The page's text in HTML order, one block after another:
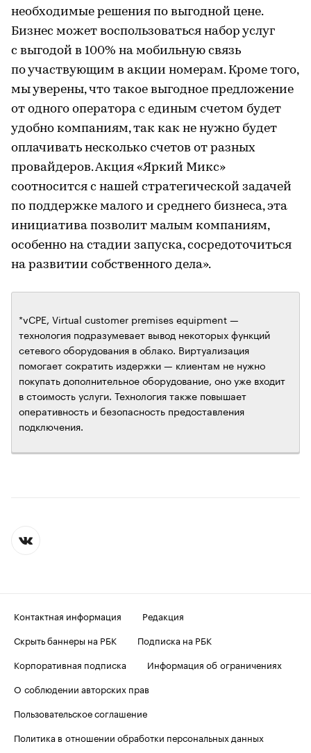
необходимые решения по выгодной цене.
Бизнес может воспользоваться набор услуг
с выгодой в 100% на мобильную связь
по участвующим в акции номерам. Кроме того,
мы уверены, что такое выгодное предложение
от одного оператора с единым счетом будет
удобно компаниям, так как не нужно будет
оплачивать несколько счетов от разных
провайдеров. Акция «Яркий Микс»
соотносится с нашей стратегической задачей
по поддержке малого и среднего бизнеса, эта
инициатива позволит малым компаниям,
особенно на стадии запуска, сосредоточиться
на развитии собственного дела».
*vCPE, Virtual customer premises equipment —
технология подразумевает вывод некоторых функций
сетевого оборудования в облако. Виртуализация
помогает сократить издержки — клиентам не нужно
покупать дополнительное оборудование, оно уже входит
в стоимость услуги. Технология также повышает
оперативность и безопасность предоставления
подключения.
Контактная информация
Редакция
Скрыть баннеры на РБК
Подписка на РБК
Корпоративная подписка
Информация об ограничениях
О соблюдении авторских прав
Пользовательское соглашение
Политика в отношении обработки персональных данных